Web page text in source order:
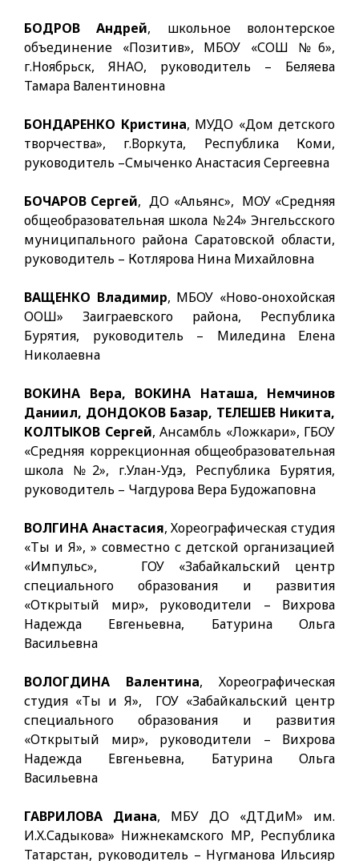
БОДРОВ Андрей, школьное волонтерское
объединение «Позитив», МБОУ «СОШ №6»,
г.Ноябрьск, ЯНАО, руководитель – Беляева
Тамара Валентиновна
БОНДАРЕНКО Кристина, МУДО «Дом детского
творчества», г.Воркута, Республика Коми,
руководитель –Смыченко Анастасия Сергеевна
БОЧАРОВ Сергей, ДО «Альянс», МОУ «Средняя
общеобразовательная школа №24» Энгельсского
муниципального района Саратовской области,
руководитель – Котлярова Нина Михайловна
ВАЩЕНКО Владимир, МБОУ «Ново-онохойская
ООШ» Заиграевского района, Республика
Бурятия, руководитель – Миледина Елена
Николаевна
ВОКИНА Вера, ВОКИНА Наташа, Немчинов
Даниил, ДОНДОКОВ Базар, ТЕЛЕШЕВ Никита,
КОЛТЫКОВ Сергей, Ансамбль «Ложкари», ГБОУ
«Средняя коррекционная общеобразовательная
школа №2», г.Улан-Удэ, Республика Бурятия,
руководитель – Чагдурова Вера Будожаповна
ВОЛГИНА Анастасия, Хореографическая студия
«Ты и Я», » совместно с детской организацией
«Импульс», ГОУ «Забайкальский центр
специального образования и развития
«Открытый мир», руководители – Вихрова
Надежда Евгеньевна, Батурина Ольга
Васильевна
ВОЛОГДИНА Валентина, Хореографическая
студия «Ты и Я», ГОУ «Забайкальский центр
специального образования и развития
«Открытый мир», руководители – Вихрова
Надежда Евгеньевна, Батурина Ольга
Васильевна
ГАВРИЛОВА Диана, МБУ ДО «ДТДиМ» им.
И.Х.Садыкова» Нижнекамского МР, Республика
Татарстан, руководитель – Нугманова Ильсияр